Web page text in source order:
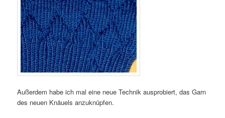
Außerdem habe ich mal eine neue Technik ausprobiert, das Garn
des neuen Knäuels anzuknüpfen.